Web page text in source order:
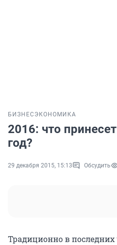
БИЗНЕС ЭКОНОМИКА
2016: что
год?
29 декабря 2015, 15:13 Обсудить
Традиционно в последних